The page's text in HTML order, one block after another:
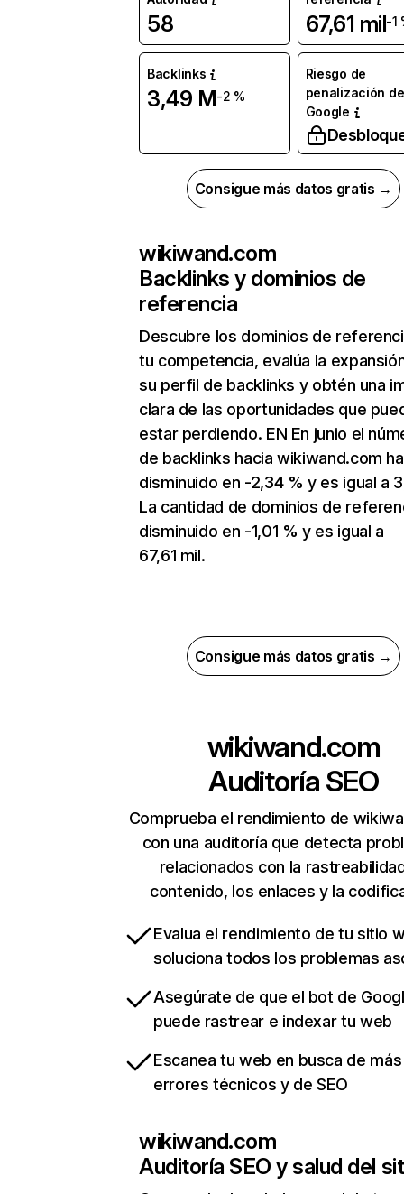
58 67,61 mil-1
Backlinks
3,49 M-2 %
Riesgo de
penalización de
Google
Consigue más datos gratis →
wikiwand.com
Backlinks y dominios de
referencia
Descubre los dominios de
tu competencia, evalúa la
su perfil de backlinks y obtén una
clara de las oportunidades que
estar perdiendo. EN En junio el
de backlinks hacia wikiwand.com ha
disminuido en -2,34 % y es igual a
La cantidad de dominios de
disminuido en -1,01 % y es igual a
67,61 mil.
Consigue más datos gratis →
wikiwand.com
Auditoría SEO
Comprueba el rendimiento de
con una auditoría que detecta
relacionados con la
contenido, los enlaces y la
Evalua el rendimiento de tu sitio
soluciona todos los problemas
Asegúrate de que el bot de
puede rastrear e indexar tu web
Escanea tu web en busca de
errores técnicos y de SEO
wikiwand.com
Auditoría SEO y salud del